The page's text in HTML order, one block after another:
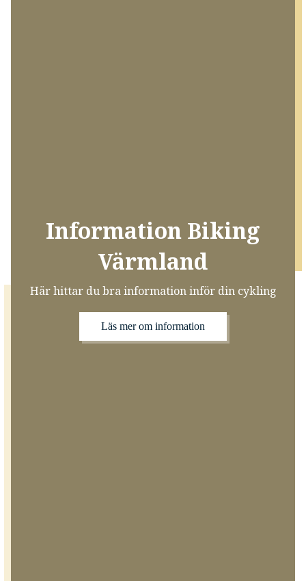
Information Biking
Värmland
Här hittar du bra information inför din cykling
Läs mer om information